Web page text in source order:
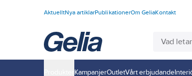
AktuelltNya artiklarPublikationerOm GeliaKontakt
KampanjerOutletVårt erbjudande